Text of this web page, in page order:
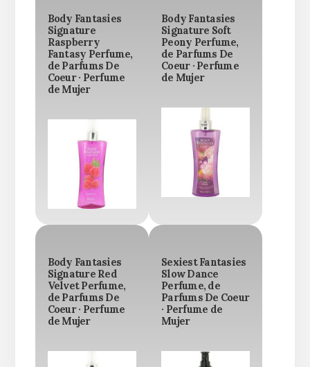
Body Fantasies
Signature
Raspberry
Fantasy Perfume,
de Parfums De
Coeur · Perfume
de Mujer
Body Fantasies
Signature Soft
Peony Perfume,
de Parfums De
Coeur · Perfume
de Mujer
Body Fantasies
Signature Red
Velvet Perfume,
de Parfums De
Coeur · Perfume
de Mujer
Sexiest Fantasies
Slow Dance
Perfume, de
Parfums De Coeur
· Perfume de
Mujer